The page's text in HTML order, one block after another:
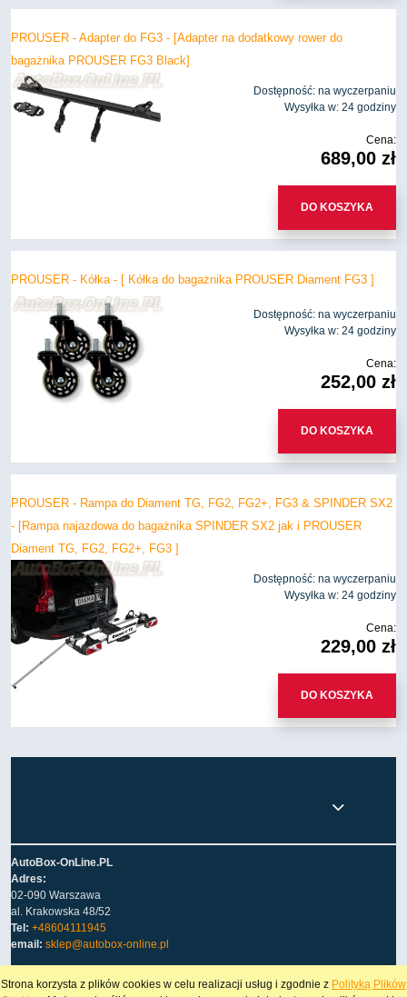
Strona korzysta z plików cookies w celu realizacji usług i zgodnie z Polityką Plików
PROUSER - Adapter do FG3 - [Adapter na dodatkowy rower do
bagażnika PROUSER FG3 Black]
Dostępność: na wyczerpaniu
Wysyłka w: 24 godziny
Cena:
689,00 zł
DO KOSZYKA
PROUSER - Kółka - [ Kółka do bagażnika PROUSER Diament FG3 ]
Dostępność: na wyczerpaniu
Wysyłka w: 24 godziny
Cena:
252,00 zł
DO KOSZYKA
PROUSER - Rampa do Diament TG, FG2, FG2+, FG3 & SPINDER SX2
- [Rampa najazdowa do bagażnika SPINDER SX2 jak i PROUSER
Diament TG, FG2, FG2+, FG3 ]
Dostępność: na wyczerpaniu
Wysyłka w: 24 godziny
Cena:
229,00 zł
DO KOSZYKA
AutoBox-OnLine.PL
Adres:
02-090 Warszawa
al. Krakowska 48/52
Tel: +48604111945
email: sklep@autobox-online.pl
POKAŻ PEŁNĄ WERSJĘ STRONY